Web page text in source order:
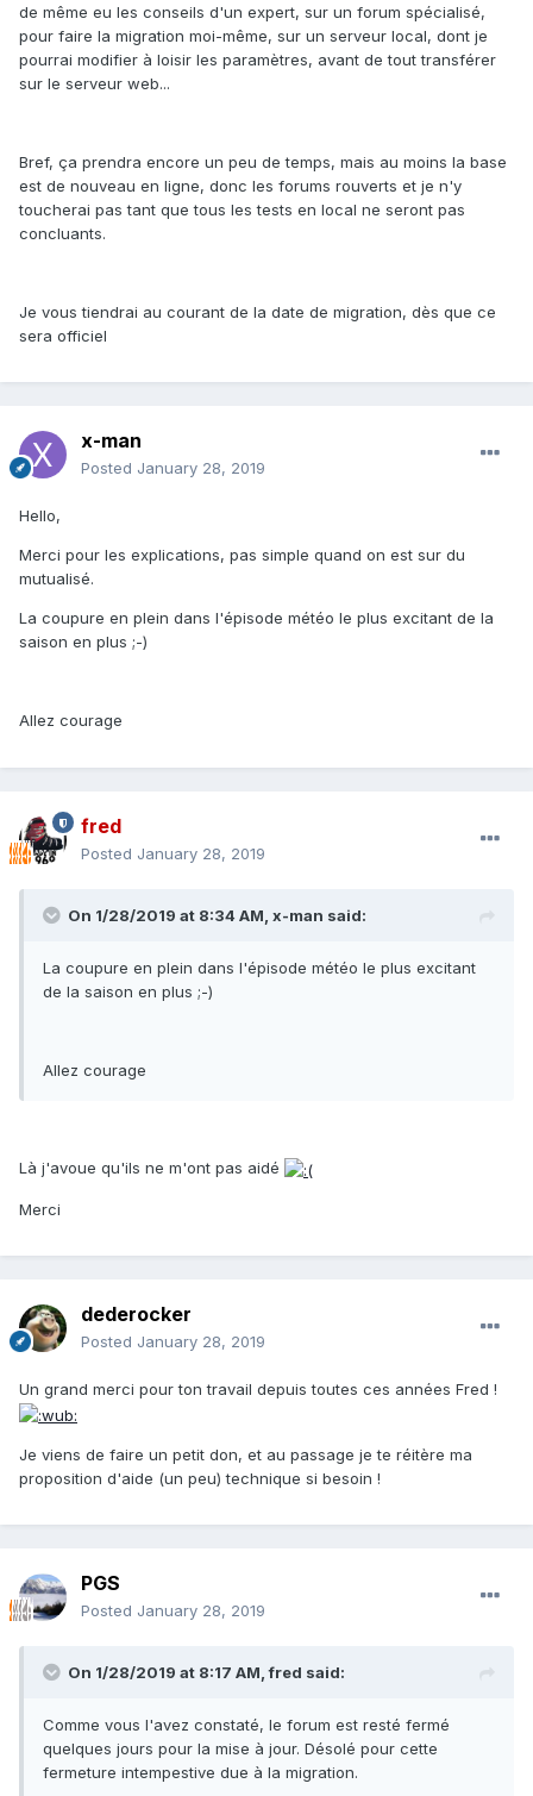
de même eu les conseils d'un expert, sur un forum spécialisé,
pour faire la migration moi-même, sur un serveur local, dont je
pourrai modifier à loisir les paramètres, avant de tout transférer
sur le serveur web...
Bref, ça prendra encore un peu de temps, mais au moins la base
est de nouveau en ligne, donc les forums rouverts et je n'y
toucherai pas tant que tous les tests en local ne seront pas
concluants.
Je vous tiendrai au courant de la date de migration, dès que ce
sera officiel
x-man
Posted January 28, 2019
Hello,
Merci pour les explications, pas simple quand on est sur du
mutualisé.
La coupure en plein dans l'épisode météo le plus excitant de la
saison en plus ;-)
Allez courage
fred
Posted January 28, 2019
On 1/28/2019 at 8:34 AM, x-man said:
La coupure en plein dans l'épisode météo le plus excitant
de la saison en plus ;-)
Allez courage
Là j'avoue qu'ils ne m'ont pas aidé
Merci
dederocker
Posted January 28, 2019
Un grand merci pour ton travail depuis toutes ces années Fred !
Je viens de faire un petit don, et au passage je te réitère ma
proposition d'aide (un peu) technique si besoin !
PGS
Posted January 28, 2019
On 1/28/2019 at 8:17 AM, fred said:
Comme vous l'avez constaté, le forum est resté fermé
quelques jours pour la mise à jour. Désolé pour cette
fermeture intempestive due à la migration.